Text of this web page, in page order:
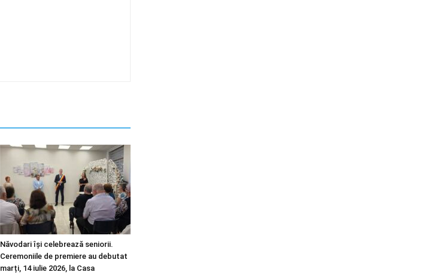
Năvodari își celebrează seniorii.
Ceremoniile de premiere au debutat
marți, 14 iulie 2026, la Casa